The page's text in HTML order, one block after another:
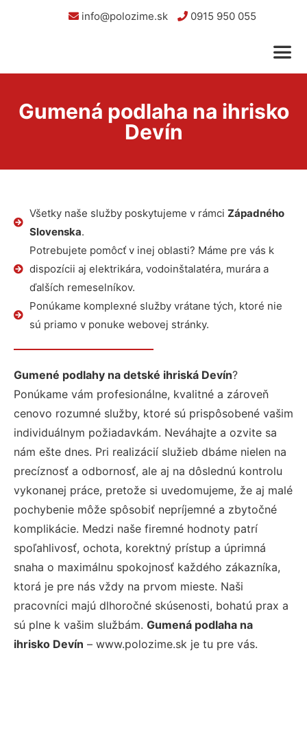
info@polozime.sk 0915 950 055
Gumená podlaha na ihrisko
Devín
Všetky naše služby poskytujeme v rámci Západného
Slovenska.
Potrebujete pomôcť v inej oblasti? Máme pre vás k
dispozícii aj elektrikára, vodoinštalatéra, murára a
ďalších remeselníkov.
Ponúkame komplexné služby vrátane tých, ktoré nie
sú priamo v ponuke webovej stránky.
Gumené podlahy na detské ihriská Devín?
Ponúkame vám profesionálne, kvalitné a zároveň
cenovo rozumné služby, ktoré sú prispôsobené vašim
individuálnym požiadavkám. Neváhajte a ozvite sa
nám ešte dnes. Pri realizácií služieb dbáme nielen na
precíznosť a odbornosť, ale aj na dôslednú kontrolu
vykonanej práce, pretože si uvedomujeme, že aj malé
pochybenie môže spôsobiť nepríjemné a zbytočné
komplikácie. Medzi naše firemné hodnoty patrí
spoľahlivosť, ochota, korektný prístup a úprimná
snaha o maximálnu spokojnosť každého zákazníka,
ktorá je pre nás vždy na prvom mieste. Naši
pracovníci majú dlhoročné skúsenosti, bohatú prax a
sú plne k vašim službám. Gumená podlaha na
ihrisko Devín – www.polozime.sk je tu pre vás.